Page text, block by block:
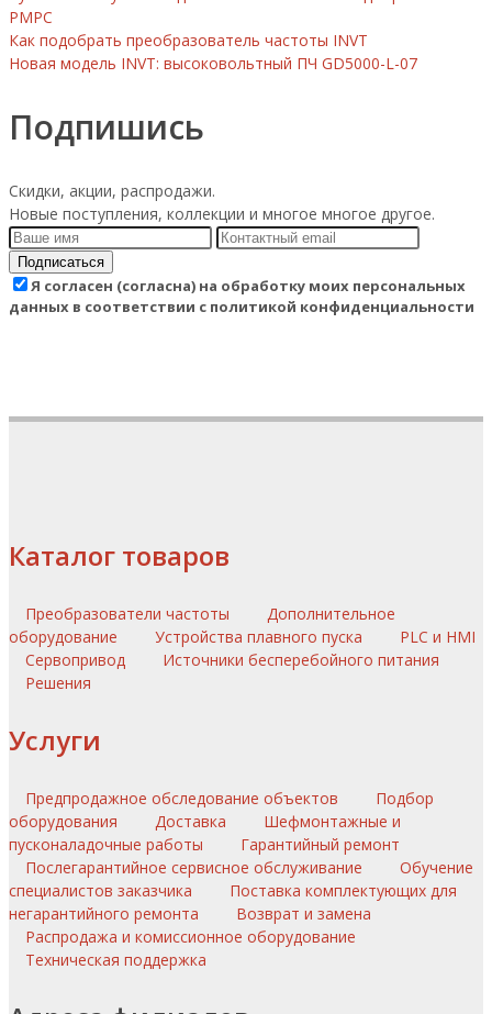
РМРС
Как подобрать преобразователь частоты INVT
Новая модель INVT: высоковольтный ПЧ GD5000-L-07
Подпишись
Скидки, акции, распродажи.
Новые поступления, коллекции и многое многое другое.
Подписаться
Я согласен (согласна) на обработку моих персональных
данных в соответствии с политикой конфиденциальности
Каталог товаров
Преобразователи частоты
Дополнительное
оборудование
Устройства плавного пуска
PLC и HMI
Сервопривод
Источники бесперебойного питания
Решения
Услуги
Предпродажное обследование объектов
Подбор
оборудования
Доставка
Шефмонтажные и
пусконаладочные работы
Гарантийный ремонт
Послегарантийное сервисное обслуживание
Обучение
специалистов заказчика
Поставка комплектующих для
негарантийного ремонта
Возврат и замена
Распродажа и комиссионное оборудование
Техническая поддержка